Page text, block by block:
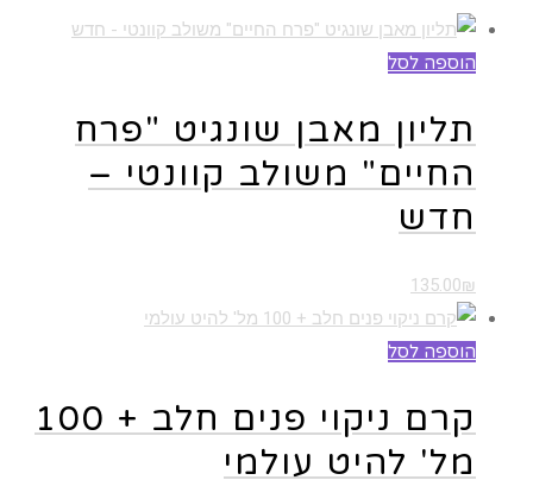
הוספה לסל
תליון מאבן שונגיט "פרח
החיים" משולב קוונטי –
חדש
135.00₪
הוספה לסל
קרם ניקוי פנים חלב + 100
מל' להיט עולמי